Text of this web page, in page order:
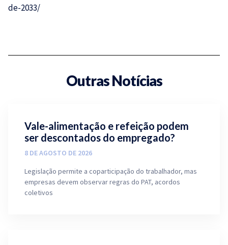
de-2033/
Outras Notícias
Vale-alimentação e refeição podem
ser descontados do empregado?
8 DE AGOSTO DE 2026
Legislação permite a coparticipação do trabalhador, mas
empresas devem observar regras do PAT, acordos
coletivos